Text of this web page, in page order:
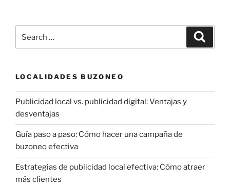
for:
LOCALIDADES BUZONEO
Publicidad local vs. publicidad digital: Ventajas y
desventajas
Guía paso a paso: Cómo hacer una campaña de
buzoneo efectiva
Estrategias de publicidad local efectiva: Cómo atraer
más clientes